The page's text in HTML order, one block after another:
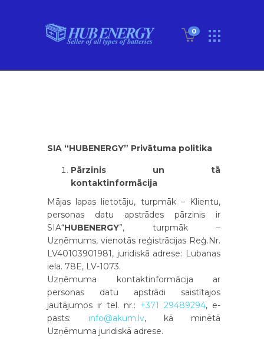
0
SIA “HUBENERGY” Privātuma politika
Pārzinis un tā
kontaktinformācija
Mājas lapas lietotāju, turpmāk – Klientu,
personas datu apstrādes pārzinis ir
SIA“HUBENERGY”, turpmāk –
Uzņēmums, vienotās reģistrācijas Reģ.Nr.
LV40103901981, juridiskā adrese: Lubanas
iela. 78E, LV-1073.
Uzņēmuma kontaktinformācija ar
personas datu apstrādi saistītajos
jautājumos ir tel. nr.: +371 29489294, e-
pasts: info@akum.lv, kā minētā
Uzņēmuma juridiskā adrese.